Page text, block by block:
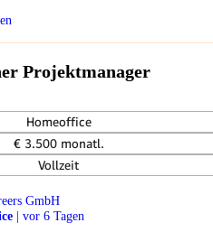
Projektmanager
Homeoffice
€ 3.500 monatl.
Vollzeit
GmbH
| vor 6 Tagen